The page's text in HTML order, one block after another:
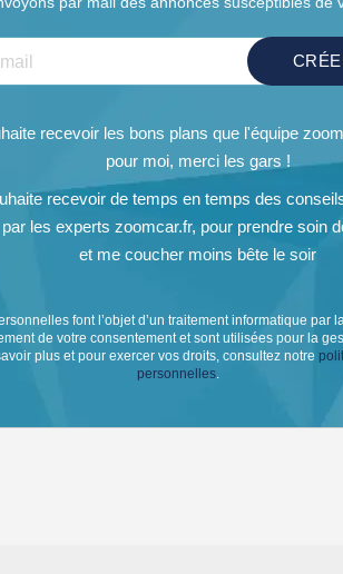
recevoir les bons plans que l'équipe
pour moi, merci les gars !
recevoir de temps en temps des
les experts zoomcar.fr, pour prendre soin
et me coucher moins bête le soir
font l’objet d’un traitement informatique par
de votre consentement et sont utilisées pour la
plus et pour exercer vos droits, consultez notre
personnelles.